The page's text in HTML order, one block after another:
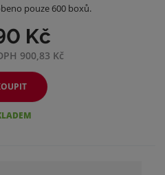
pouze 600 boxů.
Kč
900,83 Kč